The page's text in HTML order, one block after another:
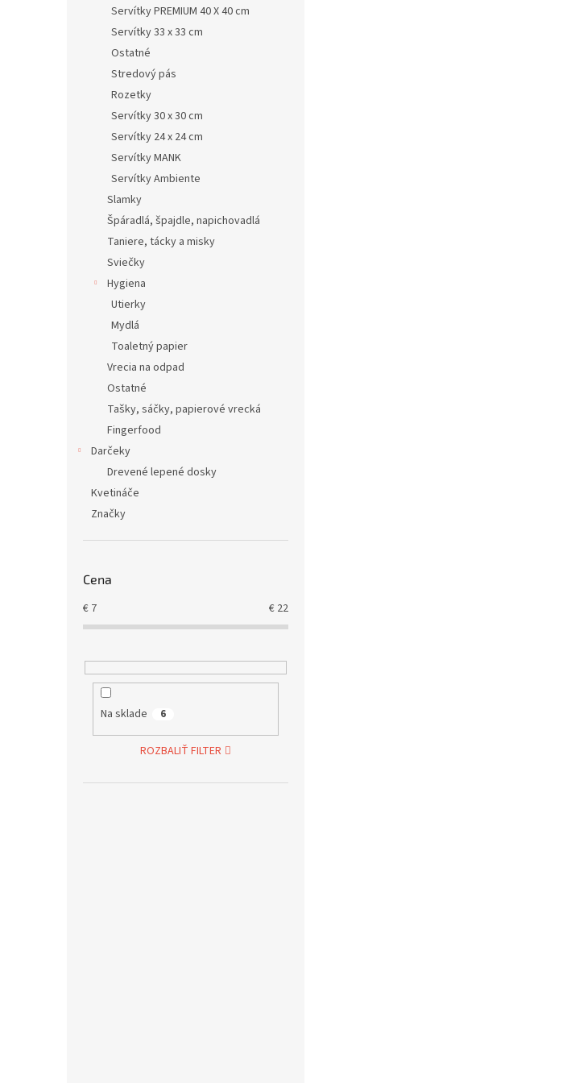
Servítky PREMIUM 40 X 40 cm
Servítky 33 x 33 cm
Ostatné
Stredový pás
Rozetky
Servítky 30 x 30 cm
Servítky 24 x 24 cm
Servítky MANK
Servítky Ambiente
Slamky
Špáradlá, špajdle, napichovadlá
Taniere, tácky a misky
Sviečky
Hygiena
Utierky
Mydlá
Toaletný papier
Vrecia na odpad
Ostatné
Tašky, sáčky, papierové vrecká
Fingerfood
Darčeky
Drevené lepené dosky
Kvetináče
Značky
Cena
€ 7 € 22
Na sklade 6
ROZBALIŤ FILTER